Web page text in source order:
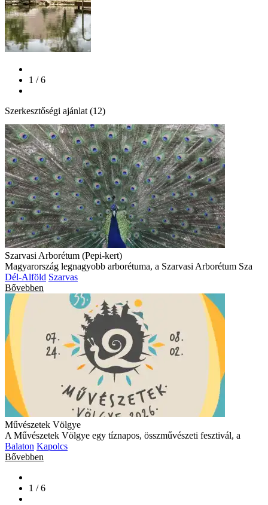
1 / 6
Szerkesztőségi ajánlat (12)
Szarvasi Arborétum (Pepi-kert)
Magyarország legnagyobb arborétuma, a Szarvasi Arborétum Sza
Dél-Alföld Szarvas
Bővebben
Művészetek Völgye
A Művészetek Völgye egy tíznapos, összművészeti fesztivál, a
Balaton Kapolcs
Bővebben
1 / 6